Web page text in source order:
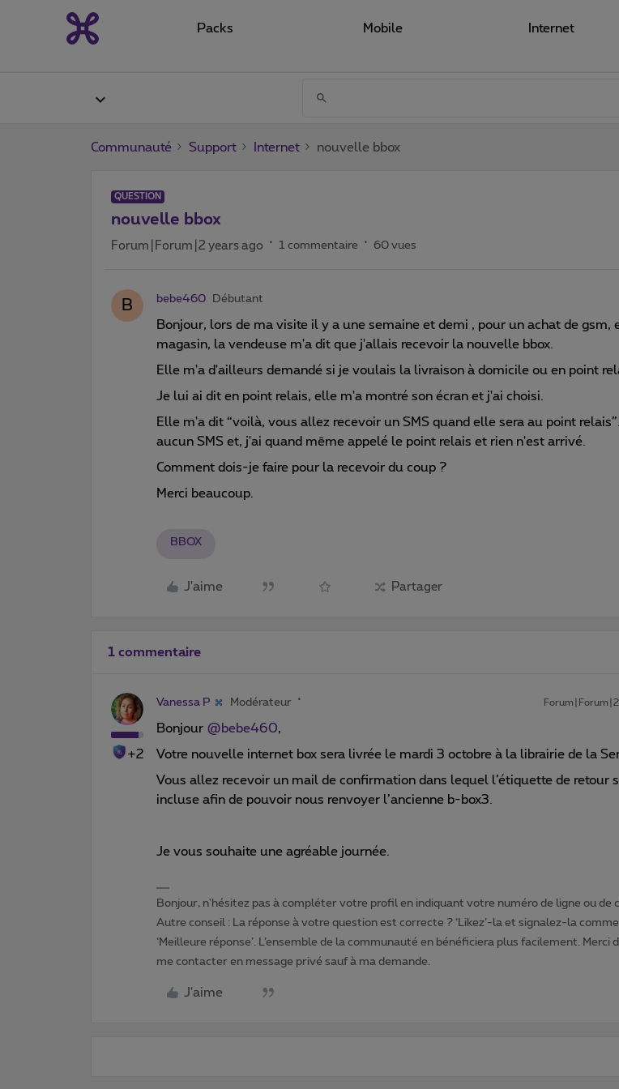
Packs Mobile Internet
Communauté Support Internet nouvelle bbox
QUESTION
nouvelle bbox
Forum|Forum|2 years ago 1 commentaire 60 vues
B bebe460 Débutant
Bonjour, lors de ma visite il y a une semaine et demi , pour un achat de gsm,
magasin, la vendeuse m'a dit que j'allais recevoir la nouvelle bbox.
Elle m'a d'ailleurs demandé si je voulais la livraison à domicile ou en point
Je lui ai dit en point relais, elle m'a montré son écran et j'ai choisi.
Elle m'a dit “voilà, vous allez recevoir un SMS quand elle sera au point
aucun SMS et, j'ai quand même appelé le point relais et rien n'est arrivé.
Comment dois-je faire pour la recevoir du coup ?
Merci beaucoup.
BBOX
J'aime Partager
1 commentaire
+2
Vanessa P Modérateur
Bonjour @bebe460,
Votre nouvelle internet box sera livrée le mardi 3 octobre à la librairie de la
Vous allez recevoir un mail de confirmation dans lequel l’étiquette de retour
incluse afin de pouvoir nous renvoyer l’ancienne b-box3.
Je vous souhaite une agréable journée.
Bonjour, n'hésitez pas à compléter votre profil en indiquant votre numéro de ligne ou de
Autre conseil : La réponse à votre question est correcte ? ‘Likez’-la et signalez-la comme
‘Meilleure réponse’. L’ensemble de la communauté en bénéficiera plus facilement. Merci
me contacter en message privé sauf à ma demande.
J'aime